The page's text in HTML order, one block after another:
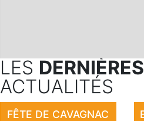
LES DERNIÈRES
ACTUALITÉS
FÊTE DE CAVAGNAC